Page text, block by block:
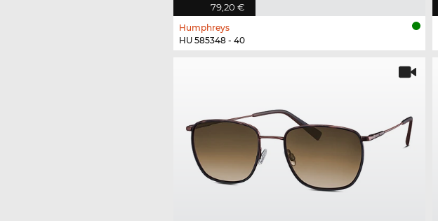
79,20 €
Humphreys
HU 585348 - 40